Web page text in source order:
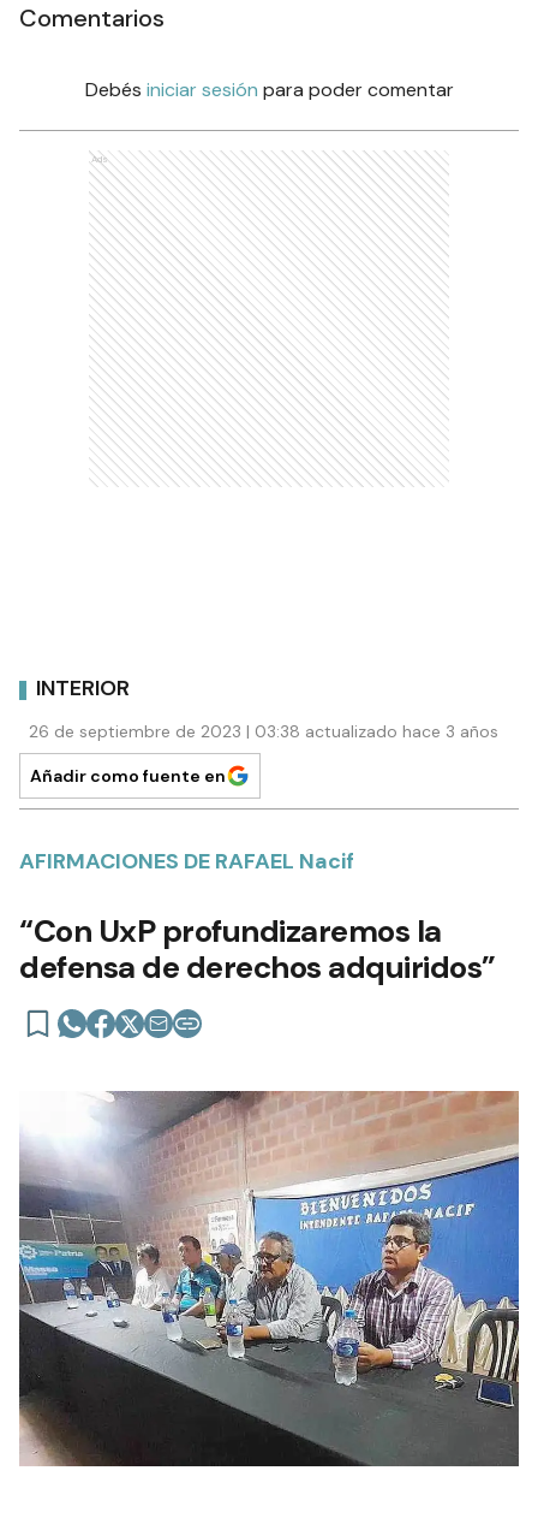
Comentarios
Debés iniciar sesión para poder comentar
Ads
INTERIOR
26 de septiembre de 2023 | 03:38 actualizado hace 3 años
Añadir como fuente en
AFIRMACIONES DE RAFAEL Nacif
“Con UxP profundizaremos la
defensa de derechos adquiridos”